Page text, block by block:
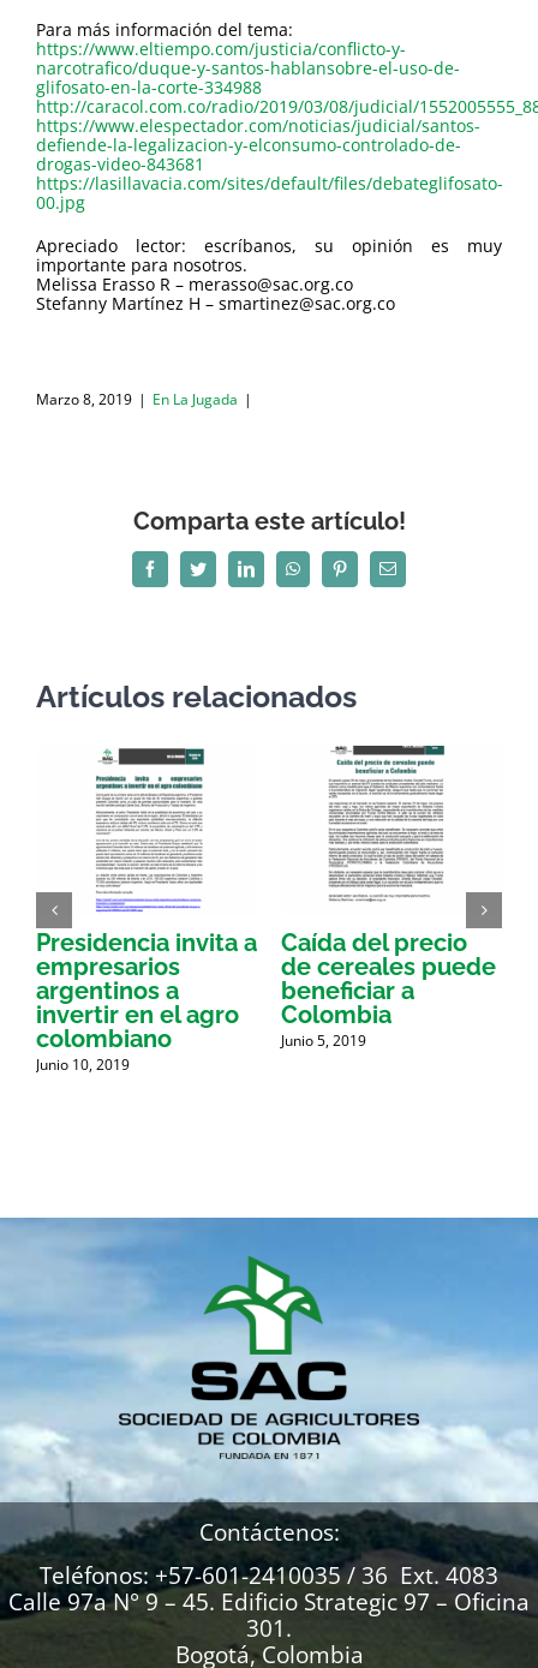
Para más información del tema:
https://www.eltiempo.com/justicia/conflicto-y-
narcotrafico/duque-y-santos-hablansobre-el-uso-de-
glifosato-en-la-corte-334988
http://caracol.com.co/radio/2019/03/08/judicial/
https://www.elespectador.com/noticias/judicial/santos-
defiende-la-legalizacion-y-elconsumo-controlado-de-
drogas-video-843681
https://lasillavacia.com/sites/default/files/debateglifosato-
00.jpg
Apreciado lector: escríbanos, su opinión es muy
importante para nosotros.
Melissa Erasso R – merasso@sac.org.co
Stefanny Martínez H – smartinez@sac.org.co
Marzo 8, 2019 | En La Jugada |
Comparta este artículo!
FacebookTwitterLinkedInWhatsAppPinterestCorreo
electrónico
Artículos relacionados
Presidencia invita a
empresarios
argentinos a
invertir en el agro
colombiano
Junio 10, 2019
Caída del precio
de cereales puede
beneficiar a
Colombia
Junio 5, 2019
Contáctenos:
Teléfonos: +57-601-2410035 / 36 Ext. 4083
Calle 97a N° 9 – 45. Edificio Strategic 97 – Oficina
301.
Bogotá, Colombia